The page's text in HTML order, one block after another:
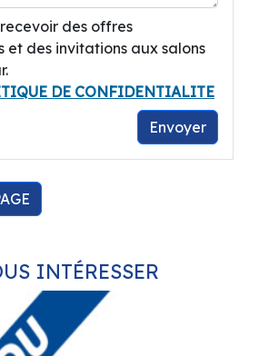
des offres
et des invitations aux salons
DE CONFIDENTIALITE
Envoyer
INTÉRESSER